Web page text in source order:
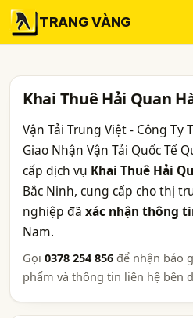
TRANG VÀNG
Khai Thuê Hải Quan
Vận Tải Trung Việt - Công Ty
Giao Nhận Vận Tải Quốc Tế
cấp dịch vụ Khai Thuê Hải
Bắc Ninh, cung cấp cho thị
nghiệp đã xác nhận thông
Nam.
Gọi 0378 254 856 để nhận báo
phẩm và thông tin liên hệ bên